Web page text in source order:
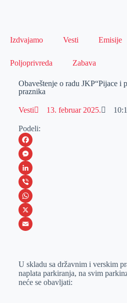
Izdvajamo Vesti Emisije
Poljoprivreda Zabava
Obaveštenje o radu JKP“Pijace i
praznika
Vesti 13. februar 2025.
Podeli:
F
a
c
e
b
o
M
e
s
s
e
e
r
L
i
n
k
I
n
V
i
b
W
h
s
A
X
a
i
U skladu sa državnim i verskim
naplata parkiranja, na svim
neće se obavljati: